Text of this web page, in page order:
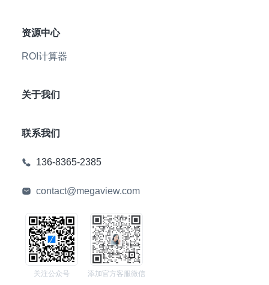
资源中心
ROI计算器
关于我们
联系我们
136-8365-2385
contact@megaview.com
关注公众号 添加官方客服微信